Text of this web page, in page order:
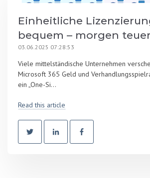
Einheitliche
bequem – morgen teuer
03.06.2025 07:28:53
Viele mittelständische Unternehmen
Microsoft 365 Geld und
ein „One-Si...
Read this article